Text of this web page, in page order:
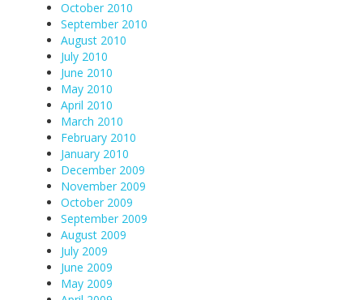
October 2010
September 2010
August 2010
July 2010
June 2010
May 2010
April 2010
March 2010
February 2010
January 2010
December 2009
November 2009
October 2009
September 2009
August 2009
July 2009
June 2009
May 2009